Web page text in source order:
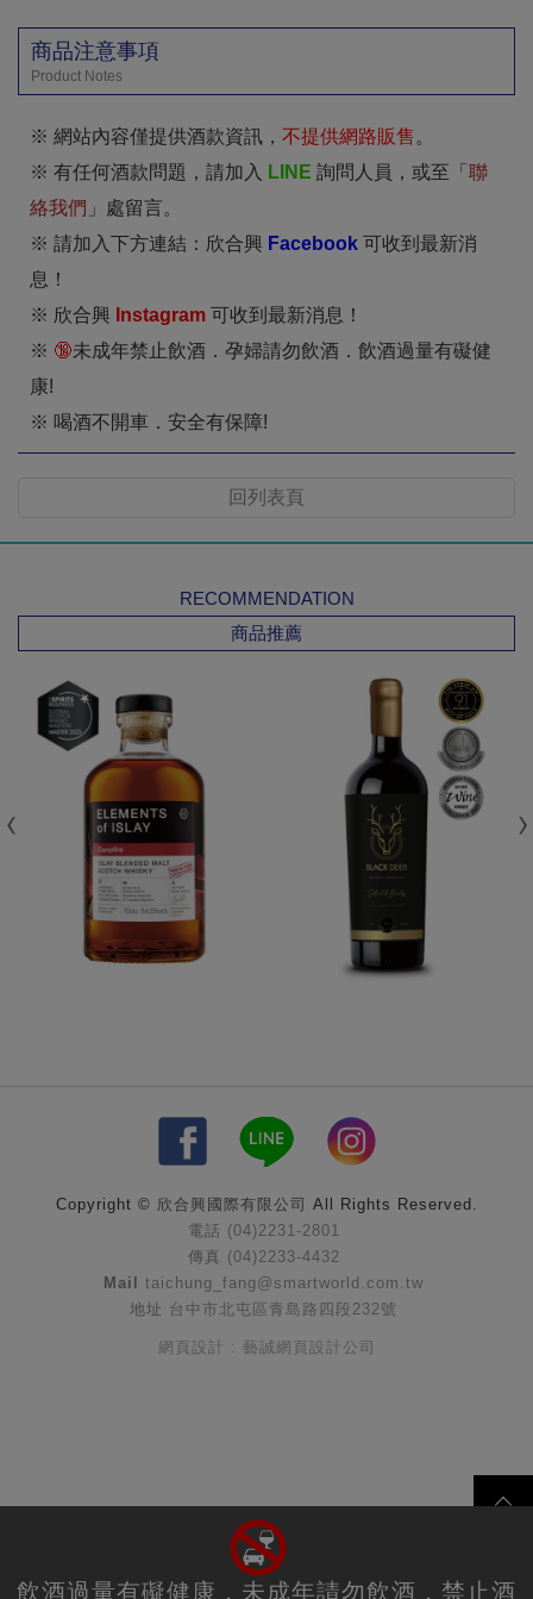
商品注意事項
Product Notes
※ 網站內容僅提供酒款資訊， 不提供網路販售 。
※ 有任何酒款問題，請加入
LINE 詢問人員，或至「 聯
絡我們 」處留言。
※ 請加入下方連結：欣合興 Facebook 可收到最新消
息！
※ 欣合興 nstagram 可收到最新消息！
※ 🔞未成年禁止飲酒．孕婦請勿飲酒．飲酒過量有礙健
康!
※ 喝酒不開車．安全有保障!
回列表頁
RECOMMENDATION
商品推薦
飲酒過量有礙健康，未成年請勿飲酒，禁止酒
Copyright © 欣合興國際有限公司 All Rights Reserved.
電話 (04)2231-2801
傳真 (04)2233-4432
Mail
taichung_fang@smartworld.com.tw
地址 台中市北屯區青島路四段232號
網頁設計 : 藝誠網頁設計公司